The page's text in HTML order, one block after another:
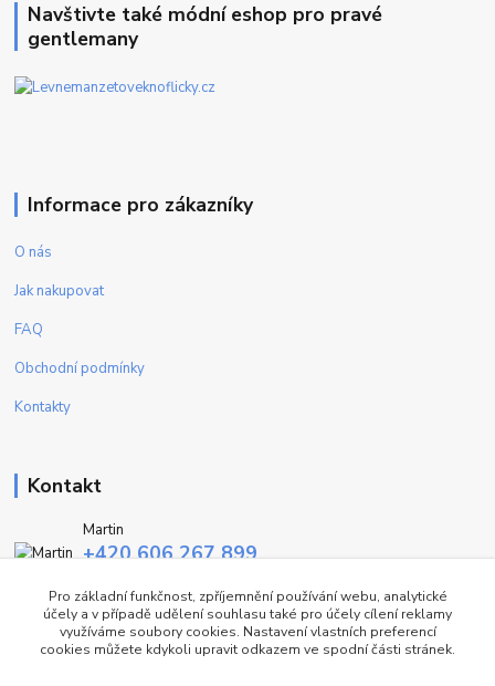
Navštivte také módní eshop pro pravé
gentlemany
Informace pro zákazníky
O nás
Jak nakupovat
FAQ
Obchodní podmínky
Kontakty
Kontakt
Martin
+420 606 267 899
info@fashiontrend.cz
Pro základní funkčnost, zpříjemnění používání webu, analytické
účely a v případě udělení souhlasu také pro účely cílení reklamy
využíváme soubory cookies. Nastavení vlastních preferencí
cookies můžete kdykoli upravit odkazem ve spodní části stránek.